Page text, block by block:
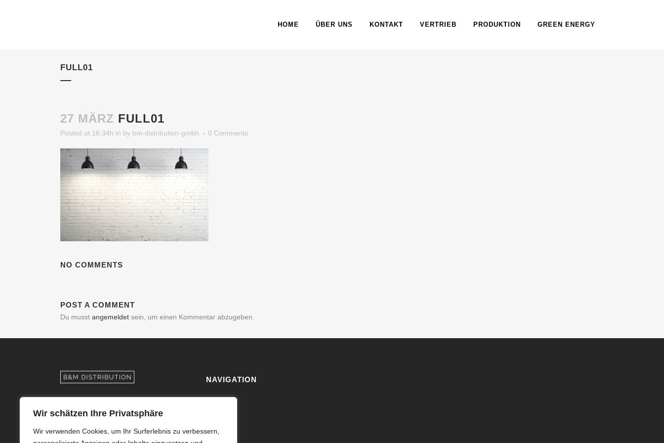
Wir schätzen Ihre Privatsphäre
Wir verwenden Cookies, um Ihr Surferlebnis zu verbessern,
HOME ÜBER UNS KONTAKT VERTRIEB PRODUKTION GREEN ENERGY
FULL01
27 MÄRZ FULL01
Posted at 16:34h in by bm-distribution-gmbh 0 Comments
NO COMMENTS
POST A COMMENT
Du musst angemeldet sein, um einen Kommentar abzugeben.
Im Bühl 39
71287 Weissach, Germany
NAVIGATION